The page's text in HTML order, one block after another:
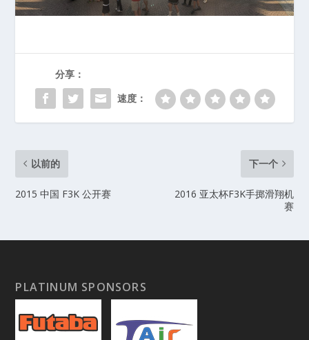
分享：
速度：
以前的
2015 中国 F3K 公开赛
下一个
2016 亚太杯F3K手掷滑翔机
赛
PLATINUM SPONSORS